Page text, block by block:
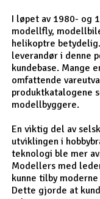
I løpet av 1980- og
modellfly,
helikoptre
leverandør i denne
kundebase. Mange
omfattende
produktkatalogene
modellbyggere.
En viktig del av
utviklingen i
teknologi ble mer
Modellers med
kunne tilby
Dette gjorde at